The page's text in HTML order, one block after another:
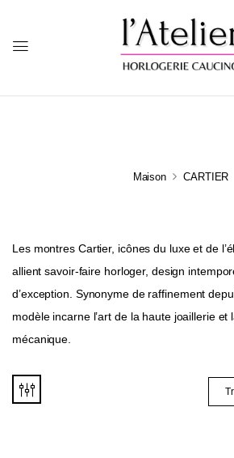
Maison CARTIER
Les montres Cartier, icônes du luxe et de
allient savoir-faire horloger, design
d’exception. Synonyme de raffinement
modèle incarne l’art de la haute joaillerie et
mécanique.